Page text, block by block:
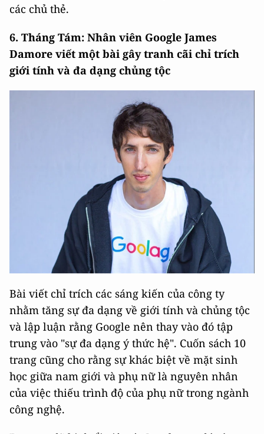
các chủ thẻ.
6. Tháng Tám: Nhân viên Google James
Damore viết một bài gây tranh cãi chỉ trích
giới tính và đa dạng chủng tộc
Bài viết chỉ trích các sáng kiến của công ty
nhằm tăng sự đa dạng về giới tính và chủng tộc
và lập luận rằng Google nên thay vào đó tập
trung vào "sự đa dạng ý thức hệ". Cuốn sách 10
trang cũng cho rằng sự khác biệt về mặt sinh
học giữa nam giới và phụ nữ là nguyên nhân
của việc thiếu trình độ của phụ nữ trong ngành
công nghệ.